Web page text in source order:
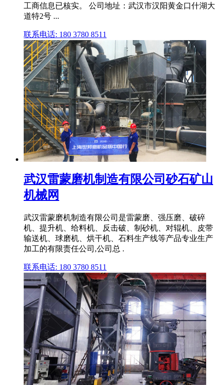
工商信息已核实。 公司地址：武汉市汉阳黄金口什湖大
道特2号 ...
联系电话: 180 3780 8511
武汉雷蒙磨机制造有限公司砂石矿山
机械网
武汉雷蒙磨机制造有限公司是雷蒙磨、强压磨、破碎
机、提升机、给料机、反击破、制砂机、对辊机、皮带
输送机、球磨机、烘干机、石料生产线等产品专业生产
加工的有限责任公司,公司总 .
联系电话: 180 3780 8511